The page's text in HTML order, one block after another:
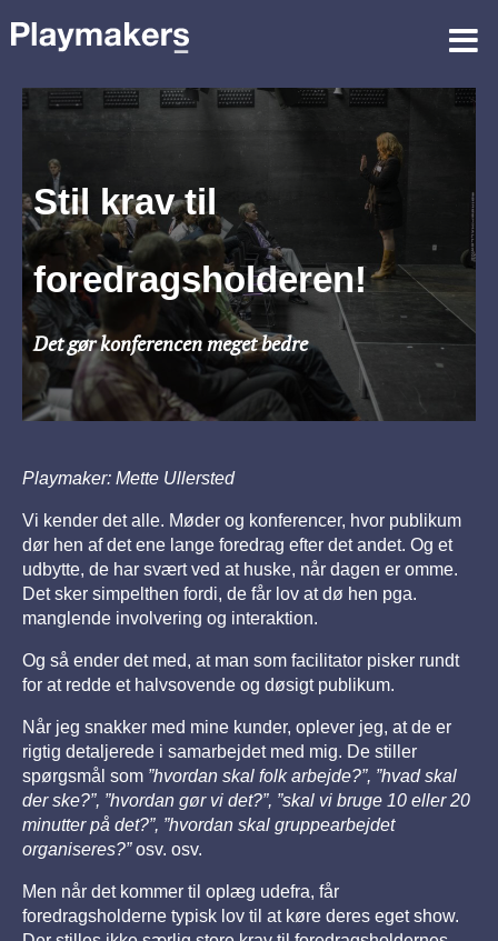
Stil krav til
foredragsholderen!
Det gør konferencen meget bedre
Playmaker: Mette Ullersted
Vi kender det alle. Møder og konferencer, hvor publikum
dør hen af det ene lange foredrag efter det andet. Og et
udbytte, de har svært ved at huske, når dagen er omme.
Det sker simpelthen fordi, de får lov at dø hen pga.
manglende involvering og interaktion.
Og så ender det med, at man som facilitator pisker rundt
for at redde et halvsovende og døsigt publikum.
Når jeg snakker med mine kunder, oplever jeg, at de er
rigtig detaljerede i samarbejdet med mig. De stiller
spørgsmål som ”hvordan skal folk arbejde?”, ”hvad skal
der ske?”, ”hvordan gør vi det?”, ”skal vi bruge 10 eller 20
minutter på det?”, ”hvordan skal gruppearbejdet
organiseres?”osv. osv.
Men når det kommer til oplæg udefra, får
foredragsholderne typisk lov til at køre deres eget show.